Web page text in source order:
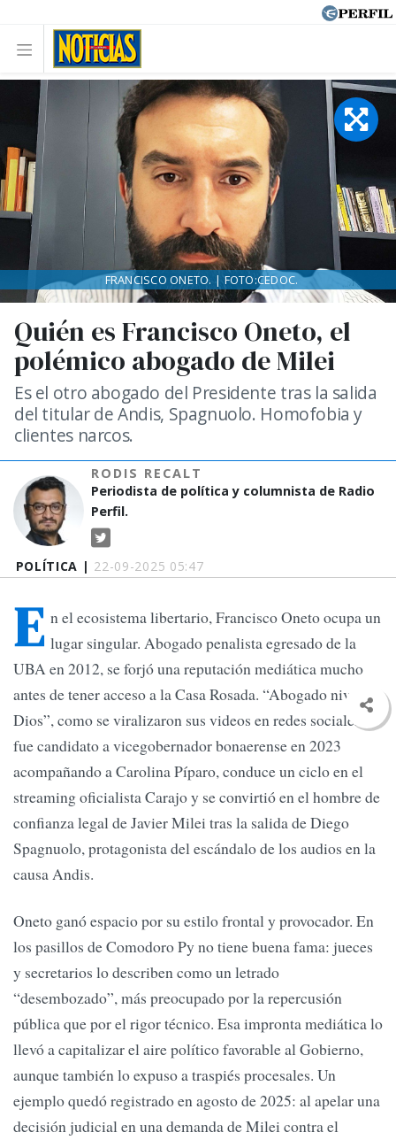
POLÍTICA | 22-09-2025 05:47
Quién es Francisco Oneto, el
polémico abogado de Milei
Es el otro abogado del Presidente tras la salida
del titular de Andis, Spagnuolo. Homofobia y
clientes narcos.
RODIS RECALT
Periodista de política y columnista de Radio
Perfil.
FRANCISCO ONETO. | FOTO:CEDOC.
E n el ecosistema libertario, Francisco Oneto ocupa un
lugar singular. Abogado penalista egresado de la
UBA en 2012, se forjó una reputación mediática mucho
antes de tener acceso a la Casa Rosada. “Abogado nivel
Dios”, como se viralizaron sus videos en redes sociales,
fue candidato a vicegobernador bonaerense en 2023
acompañando a Carolina Píparo, conduce un ciclo en el
streaming oficialista Carajo y se convirtió en el hombre de
confianza legal de Javier Milei tras la salida de Diego
Spagnuolo, protagonista del escándalo de los audios en la
causa Andis.
Oneto ganó espacio por su estilo frontal y provocador. En
los pasillos de Comodoro Py no tiene buena fama: jueces
y secretarios lo describen como un letrado
“desembozado”, más preocupado por la repercusión
pública que por el rigor técnico. Esa impronta mediática lo
llevó a capitalizar el aire político favorable al Gobierno,
aunque también lo expuso a traspiés procesales. Un
ejemplo quedó registrado en agosto de 2025: al apelar una
decisión judicial en una demanda de Milei contra el